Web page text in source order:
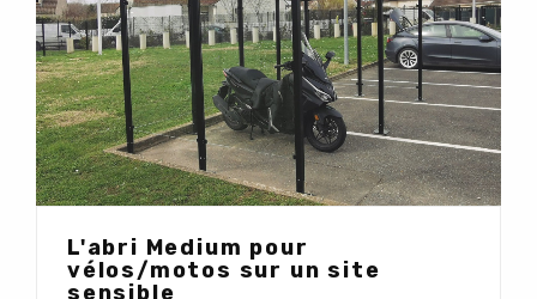
L'abri Medium pour
vélos/motos sur un site
sensible